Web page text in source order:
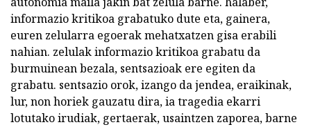
informazio kritikoa grabatuko dute eta, gainera,
euren zelularra egoerak mehatxatzen gisa erabili
nahian. zelulak informazio kritikoa grabatu da
burmuinean bezala, sentsazioak ere egiten da
grabatu. sentsazio orok, izango da jendea, eraikinak,
lur, non horiek gauzatu dira, ia tragedia ekarri
lotutako irudiak, gertaerak, usaintzen zaporea, barne